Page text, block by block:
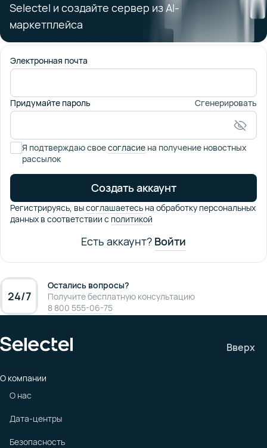
Selectel и создайте сервер из AI-
маркетплейса
24/7
Остались вопросы?
Получите бесплатную консультацию
8 800 555-06-75
Электронная почта
Придумайте пароль Сгенерировать
Я подтверждаю своесогласие на получение новостных
рассылок
Создать аккаунт
Регистрируясь, высоглашаетесь на обработку персональных
данных в соответствии с политикой
Есть аккаунт? Войти
Вверх
О компании
О нас
Дата-центры
Безопасность